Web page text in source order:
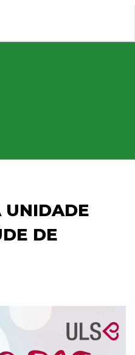
UNIDADE
DE